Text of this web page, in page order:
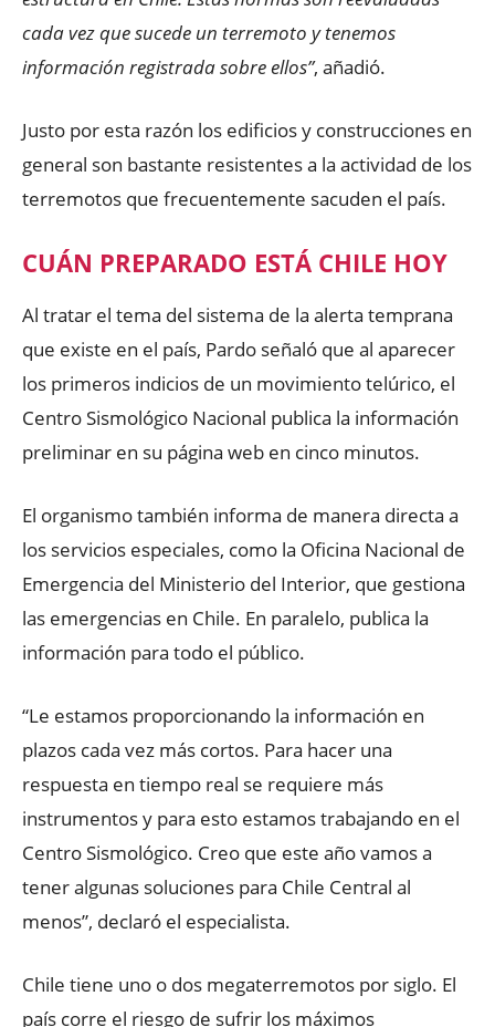
cada vez que sucede un terremoto y tenemos
información registrada sobre ellos”, añadió.
Justo por esta razón los edificios y construcciones en
general son bastante resistentes a la actividad de los
terremotos que frecuentemente sacuden el país.
CUÁN PREPARADO ESTÁ CHILE HOY
Al tratar el tema del sistema de la alerta temprana
que existe en el país, Pardo señaló que al aparecer
los primeros indicios de un movimiento telúrico, el
Centro Sismológico Nacional publica la información
preliminar en su página web en cinco minutos.
El organismo también informa de manera directa a
los servicios especiales, como la Oficina Nacional de
Emergencia del Ministerio del Interior, que gestiona
las emergencias en Chile. En paralelo, publica la
información para todo el público.
“Le estamos proporcionando la información en
plazos cada vez más cortos. Para hacer una
respuesta en tiempo real se requiere más
instrumentos y para esto estamos trabajando en el
Centro Sismológico. Creo que este año vamos a
tener algunas soluciones para Chile Central al
menos”, declaró el especialista.
Chile tiene uno o dos megaterremotos por siglo. El
país corre el riesgo de sufrir los máximos